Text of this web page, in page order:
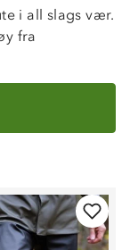
i all slags vær.
fra